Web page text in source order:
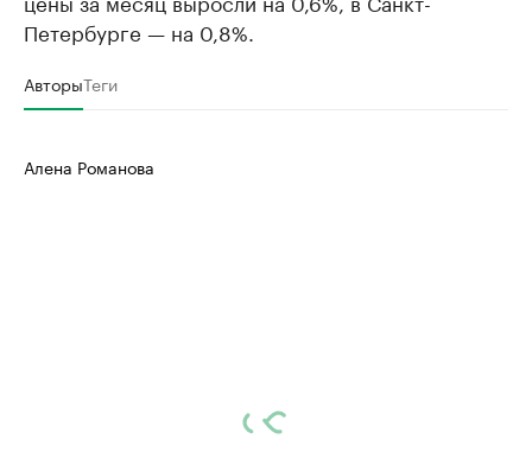
Петербурге — на 0,8%.
АвторыТеги
Алена Романова